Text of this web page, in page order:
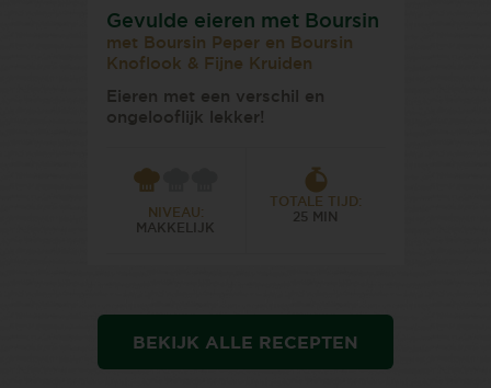
Gevulde eieren met Boursin
met Boursin Peper en Boursin
Knoflook & Fijne Kruiden
Eieren met een verschil en
ongelooflijk lekker!
NIVEAU:
MAKKELIJK
TOTALE TIJD:
25 MIN
BEKIJK ALLE RECEPTEN